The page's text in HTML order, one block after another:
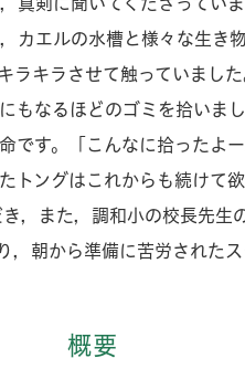
カエルの水槽と様々な生き
ラキラさせて触っていまし
もなるほどのゴミを拾いま
です。「こんなに拾ったよ
トングはこれからも続けて
，また，調和小の校長先生
，朝から準備に苦労された
概要